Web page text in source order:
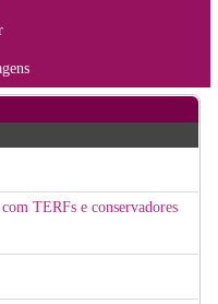
TERFs e conservadores